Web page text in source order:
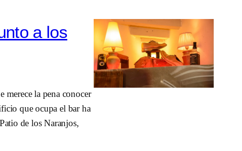
a los
merece la pena conocer
que ocupa el bar ha
de los Naranjos,